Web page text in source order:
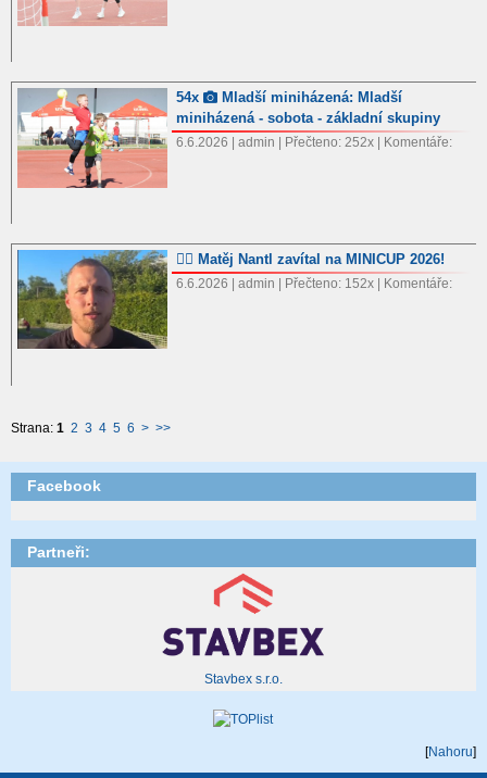
54x
Mladší miniházená: Mladší
miniházená - sobota - základní skupiny
6.6.2026 | admin | Přečteno: 252x | Komentáře:
🤾‍♂️ Matěj Nantl zavítal na MINICUP 2026!
6.6.2026 | admin | Přečteno: 152x | Komentáře:
Strana: 1 2 3 4 5 6 > >>
Facebook
Partneři:
Stavbex s.r.o.
[Nahoru]